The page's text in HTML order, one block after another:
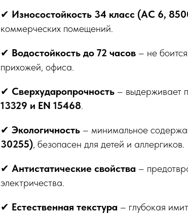
✔ Износостойкость 34 класс (АС 6,
коммерческих помещений.
✔ Водостойкость до 72 часов – не
прихожей, офиса.
✔ Сверхударопрочность – выдерживает
13329 и EN 15468.
✔ Экологичность – минимальное
30255), безопасен для детей и аллергиков.
✔ Антистатические свойства –
электричества.
✔ Естественная текстура – глубокая